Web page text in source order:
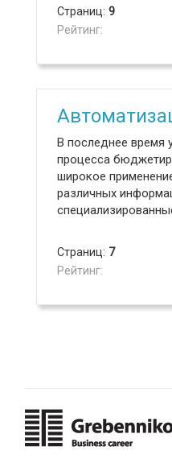
Страниц: 9
Рейтинг:
В последнее время
процесса
широкое
различных
Страниц: 7
Рейтинг: